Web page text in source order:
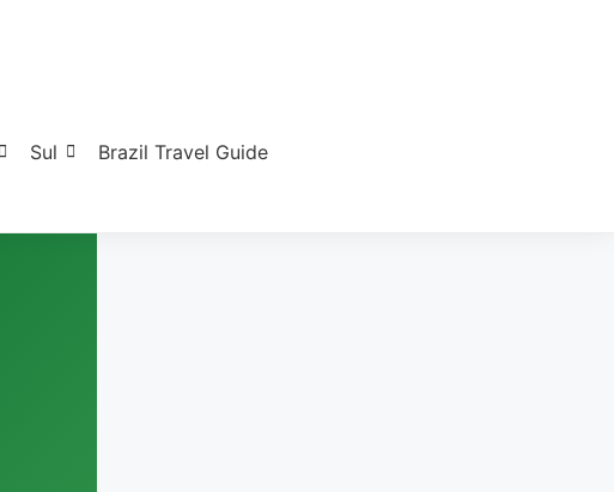
Sul
Brazil Travel Guide